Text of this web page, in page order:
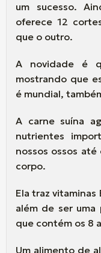
um sucesso.
oferece 12
que o outro.
A novidade é
mostrando que
é mundial,
A carne suína
nutrientes
nossos ossos
corpo.
Ela traz vitaminas
além de ser
que contém os 8
Um alimento de